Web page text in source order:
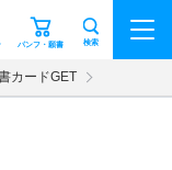
パンフ・願書 検索
カードGET